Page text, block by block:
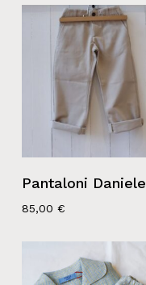
Pantaloni Daniele
85,00 €